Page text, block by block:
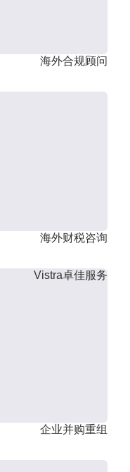
海外合规顾问
海外财税咨询
Vistra卓佳服务
企业并购重组